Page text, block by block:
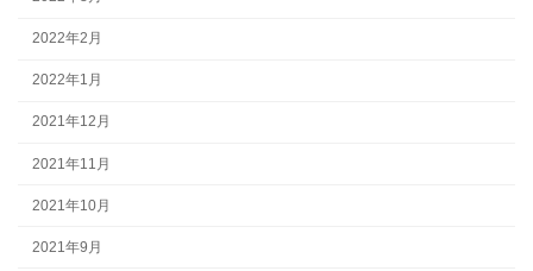
2022年2月
2022年1月
2021年12月
2021年11月
2021年10月
2021年9月